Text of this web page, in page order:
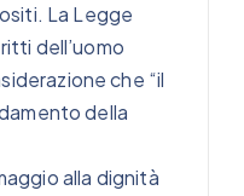
La Legge
dell’uomo
che “il
della
alla dignità